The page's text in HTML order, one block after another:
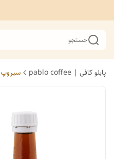
جستجو
پابلو کافی | pablo coffee سیروپ